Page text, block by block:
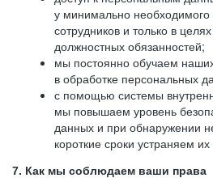
у минимально необходимого
сотрудников и только в
должностных обязанностей;
мы постоянно обучаем
в обработке персональных
с помощью системы
мы повышаем уровень
данных и при обнаружении
короткие сроки устраняем
7. Как мы соблюдаем ваши права